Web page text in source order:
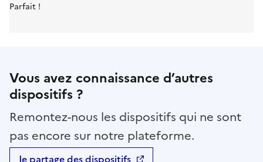
Parfait !
Vous avez connaissance d’autres
dispositifs ?
Remontez-nous les dispositifs qui ne sont
pas encore sur notre plateforme.
Je partage des dispositifs